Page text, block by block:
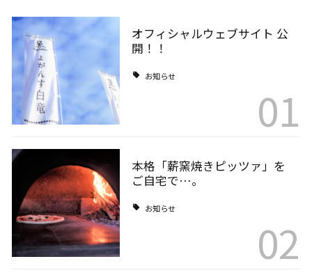
オフィシャルウェブサイト 公
開！！
お知らせ
01
本格「薪窯焼きピッツァ」を
ご自宅で…。
お知らせ
02